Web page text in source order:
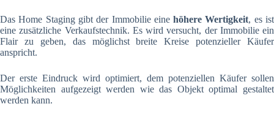
Das Home Staging gibt der Immobilie einehöhere Wertigkeit, es ist
eine zusätzliche Verkaufstechnik. Es wird versucht, der Immobilie ein
Flair zu geben, das möglichst breite Kreise potenzieller Käufer
anspricht.
Der erste Eindruck wird optimiert, dem potenziellen Käufer sollen
Möglichkeiten aufgezeigt werden wie das Objekt optimal gestaltet
werden kann.